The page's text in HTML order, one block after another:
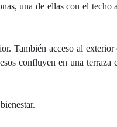
una de ellas con el techo
También acceso al exterior
confluyen en una terraza